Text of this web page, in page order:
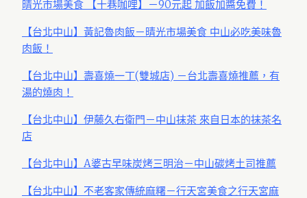
晴光市場美食 【十巷咖哩】－90元起 加飯加醬免費！
【台北中山】黃記魯肉飯－晴光市場美食 中山必吃美味魯
肉飯！
【台北中山】壽喜燒一丁(雙城店) －台北壽喜燒推薦，有
湯的燒肉！
【台北中山】伊藤久右衛門－中山抹茶 來自日本的抹茶名
店
【台北中山】A婆古早味炭烤三明治－中山碳烤土司推薦
【台北中山】不老客家傳統麻糬－行天宮美食之行天宮麻